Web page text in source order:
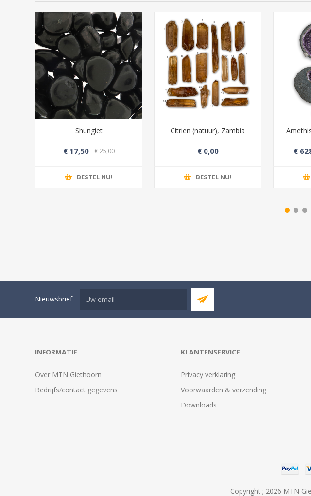
Shungiet
€ 17,50 € 25,00
BESTEL NU!
Citrien (natuur), Zambia
€ 0,00
BESTEL NU!
€
Nieuwsbrief
INFORMATIE
Over MTN Giethoorn
Bedrijfs/contact gegevens
KLANTENSERVICE
Privacy verklaring
Voorwaarden & verzending
Downloads
Copyright ; 2026 MTN